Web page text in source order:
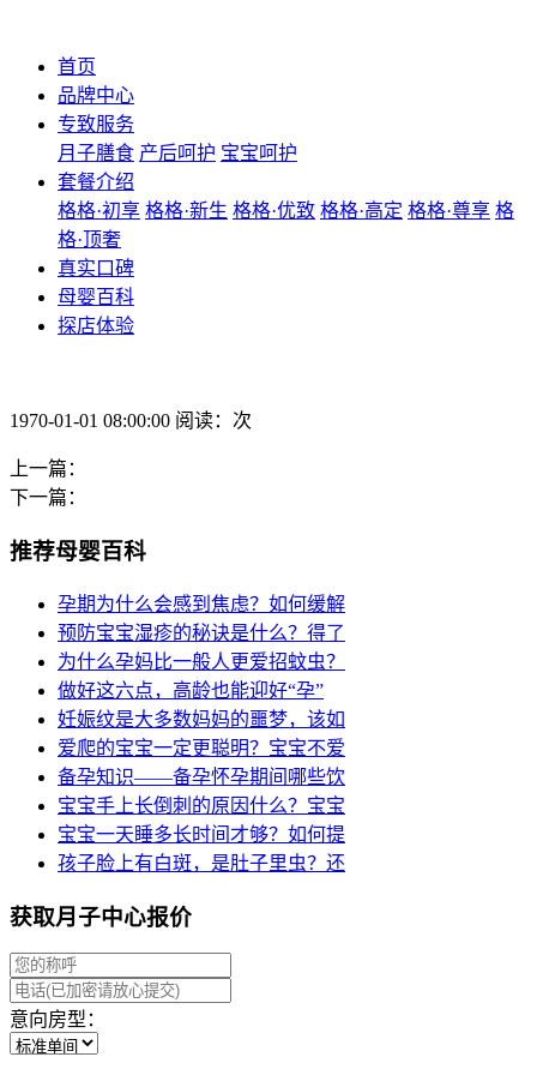
首页
品牌中心
专致服务
月子膳食 产后呵护 宝宝呵护
套餐介绍
格格·初享 格格·新生 格格·优致 格格·高定 格格·尊享 格
格·顶奢
真实口碑
母婴百科
探店体验
1970-01-01 08:00:00 阅读：次
上一篇：
下一篇：
推荐母婴百科
孕期为什么会感到焦虑？如何缓解
预防宝宝湿疹的秘诀是什么？得了
为什么孕妈比一般人更爱招蚊虫？
做好这六点，高龄也能迎好“孕”
妊娠纹是大多数妈妈的噩梦，该如
爱爬的宝宝一定更聪明？宝宝不爱
备孕知识——备孕怀孕期间哪些饮
宝宝手上长倒刺的原因什么？宝宝
宝宝一天睡多长时间才够？如何提
孩子脸上有白斑，是肚子里虫？还
获取月子中心报价
意向房型：